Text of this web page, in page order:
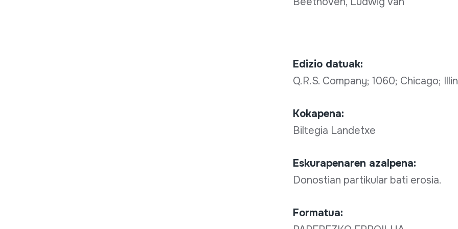
Edizio datuak:
Q.R.S. Company; 1060; Chicago;
Kokapena:
Biltegia Landetxe
Eskurapenaren azalpena:
Donostian partikular bati erosia.
Formatua: